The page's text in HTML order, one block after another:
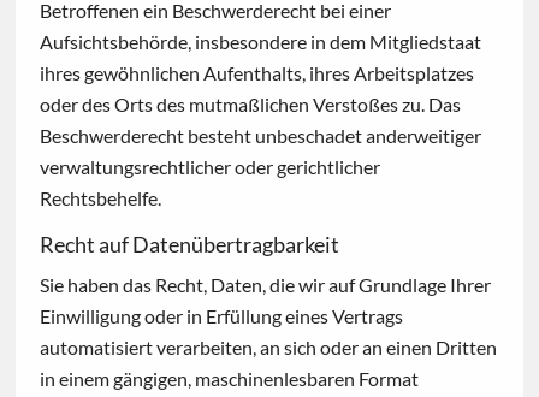
Betroffenen ein Beschwerderecht bei einer
Aufsichtsbehörde, insbesondere in dem Mitgliedstaat
ihres gewöhnlichen Aufenthalts, ihres Arbeitsplatzes
oder des Orts des mutmaßlichen Verstoßes zu. Das
Beschwerderecht besteht unbeschadet anderweitiger
verwaltungsrechtlicher oder gerichtlicher
Rechtsbehelfe.
Recht auf Datenübertragbarkeit
Sie haben das Recht, Daten, die wir auf Grundlage Ihrer
Einwilligung oder in Erfüllung eines Vertrags
automatisiert verarbeiten, an sich oder an einen Dritten
in einem gängigen, maschinenlesbaren Format